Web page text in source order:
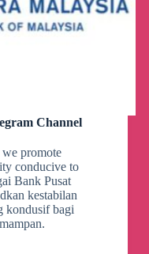
Channel
promote
conducive to
Bank Pusat
kestabilan
kondusif bagi